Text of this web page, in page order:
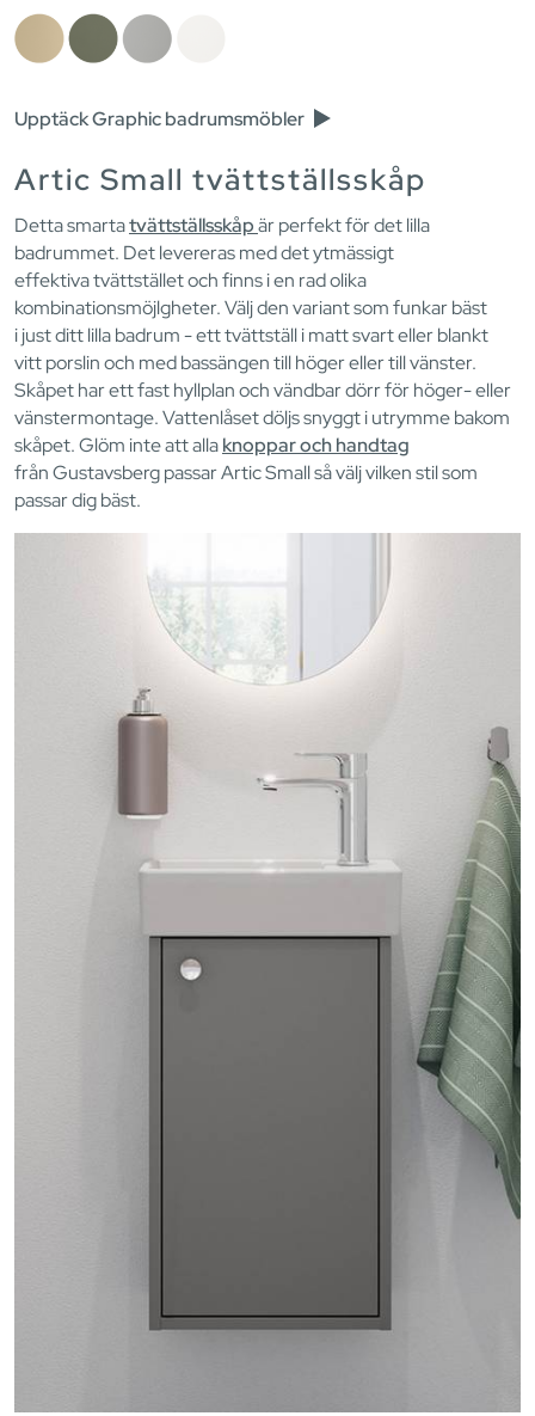
Upptäck Graphic badrumsmöbler
Artic Small tvättställsskåp
Detta smartatvättställsskåpär perfekt för det lilla
badrummet. Det levereras med det ytmässigt
effektiva tvättstället och finns i en rad olika
kombinationsmöjlgheter. Välj den variant som funkar bäst
i just ditt lilla badrum - ett tvättställ i matt svart eller blankt
vitt porslin och med bassängen till höger eller till vänster.
Skåpet har ett fast hyllplan och vändbar dörr för höger- eller
vänstermontage. Vattenlåset döljs snyggt i utrymme bakom
skåpet. Glöm inte att allaknoppar och handtag
från Gustavsberg passar Artic Small så välj vilken stil som
passar dig bäst.